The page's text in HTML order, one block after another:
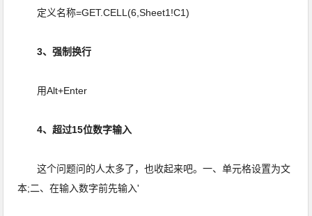
定义名称=GET.CELL(6,Sheet1!C1)
3、强制换行
用Alt+Enter
4、超过15位数字输入
这个问题问的人太多了，也收起来吧。一、单元格设置为文
本;二、在输入数字前先输入'